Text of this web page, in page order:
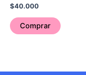
$40.000
Comprar